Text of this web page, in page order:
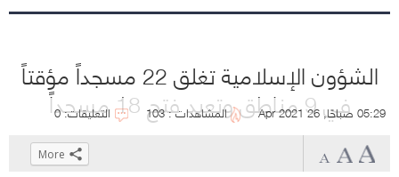
الشؤون الإسلامية تغلق 22 مسجداً مؤقتاً
في 9 مناطق وتعيد فتح 18 مسجداً 05:29 صباحًا, 26 Apr 2021 المشاهدات : 103 التعليقات: 0
Click
More